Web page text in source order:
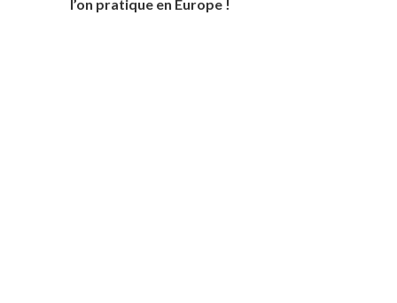
l’on pratique en Europe !